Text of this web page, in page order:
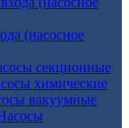
(насосное
секционные
химические
вакуумные